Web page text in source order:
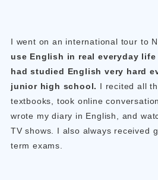
I went on an international tour to
use English in real everyday
had studied English very hard
junior high school. I recited all
textbooks, took online
wrote my diary in English, and
TV shows. I also always received
term exams.